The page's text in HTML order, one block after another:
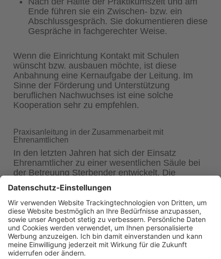
Ende führen sie ein Zwischen- bzw. ein
Abschlussgespräch. Sie dokumentieren diese
Gespräche in fachgerechter Weise.
Wenn die Einrichtung Kontakt mit Schulen
wünscht bzw. ausbauen möchte, ist diese
Anbahnung eine Kernaufgabe der Leitung. Im
Sinne der Förderung und Unterstützung
beruflichen Nachwuchses ist eine solche
Kooperation sehr zu empfehlen.
Praxisanleitung in der Zusammenarbeit mit
Ehrenamtlichen
In den letzten Jahren hat sich der Einsatz
Ehrenamtlicher zu einer wesentlichen Säule bei
der Betreuung Sterbender entwickelt. Die
Hospizbewegung erfährt sowohl im ambulanten
als auch im stationären Bereich umfassende
Unterstützung durch Ehrenamtliche. Zahlreiche
Betroffene haben durch die Ehrenamtlichen
Beistand erfahren, sind in Krisen und im Sterben
begleitet worden. Dieses Engagement soll an
dieser Stelle ausdrücklich gewürdigt werden.